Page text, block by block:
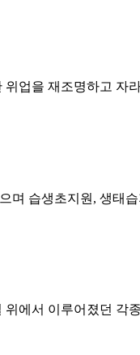
업을 재조명하고 자
며 습생초지원, 생태
에서 이루어졌던 각